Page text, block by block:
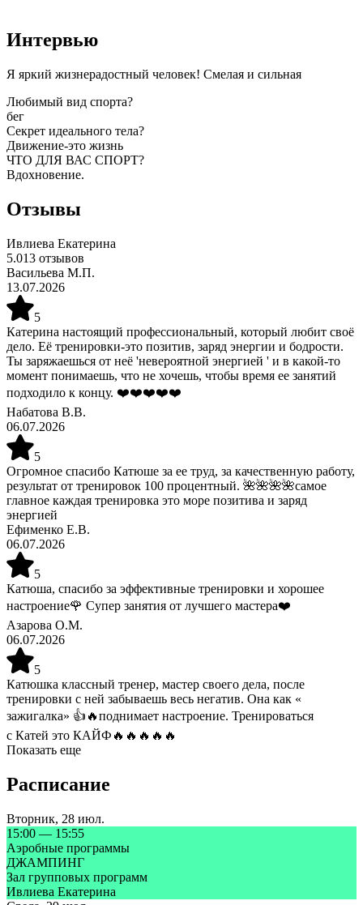
Интервью
Я яркий жизнерадостный человек! Смелая и сильная
Любимый вид спорта?
бег
Секрет идеального тела?
Движение-это жизнь
ЧТО ДЛЯ ВАС СПОРТ?
Вдохновение.
Отзывы
Ивлиева Екатерина
5.013 отзывов
Васильева М.П.
13.07.2026
5
Катерина настоящий профессиональный, который любит своё
дело. Её тренировки-это позитив, заряд энергии и бодрости.
Ты заряжаешься от неё 'невероятной энергией ' и в какой-то
момент понимаешь, что не хочешь, чтобы время ее занятий
подходило к концу. ❤️❤️❤️❤️❤️
Набатова В.В.
06.07.2026
5
Огромное спасибо Катюше за ее труд, за качественную работу,
результат от тренировок 100 процентный. 🌺🌺🌺🌺самое
главное каждая тренировка это море позитива и заряд
энергией
Ефименко Е.В.
06.07.2026
5
Катюша, спасибо за эффективные тренировки и хорошее
настроение🌹 Супер занятия от лучшего мастера❤️
Азарова О.М.
06.07.2026
5
Катюшка классный тренер, мастер своего дела, после
тренировки с ней забываешь весь негатив. Она как «
зажигалка» 👍🔥поднимает настроение. Тренироваться
с Катей это КАЙФ🔥🔥🔥🔥🔥
Показать еще
Расписание
Вторник, 28 июл.
15:00 — 15:55
Аэробные программы
ДЖАМПИНГ
Зал групповых программ
Ивлиева Екатерина